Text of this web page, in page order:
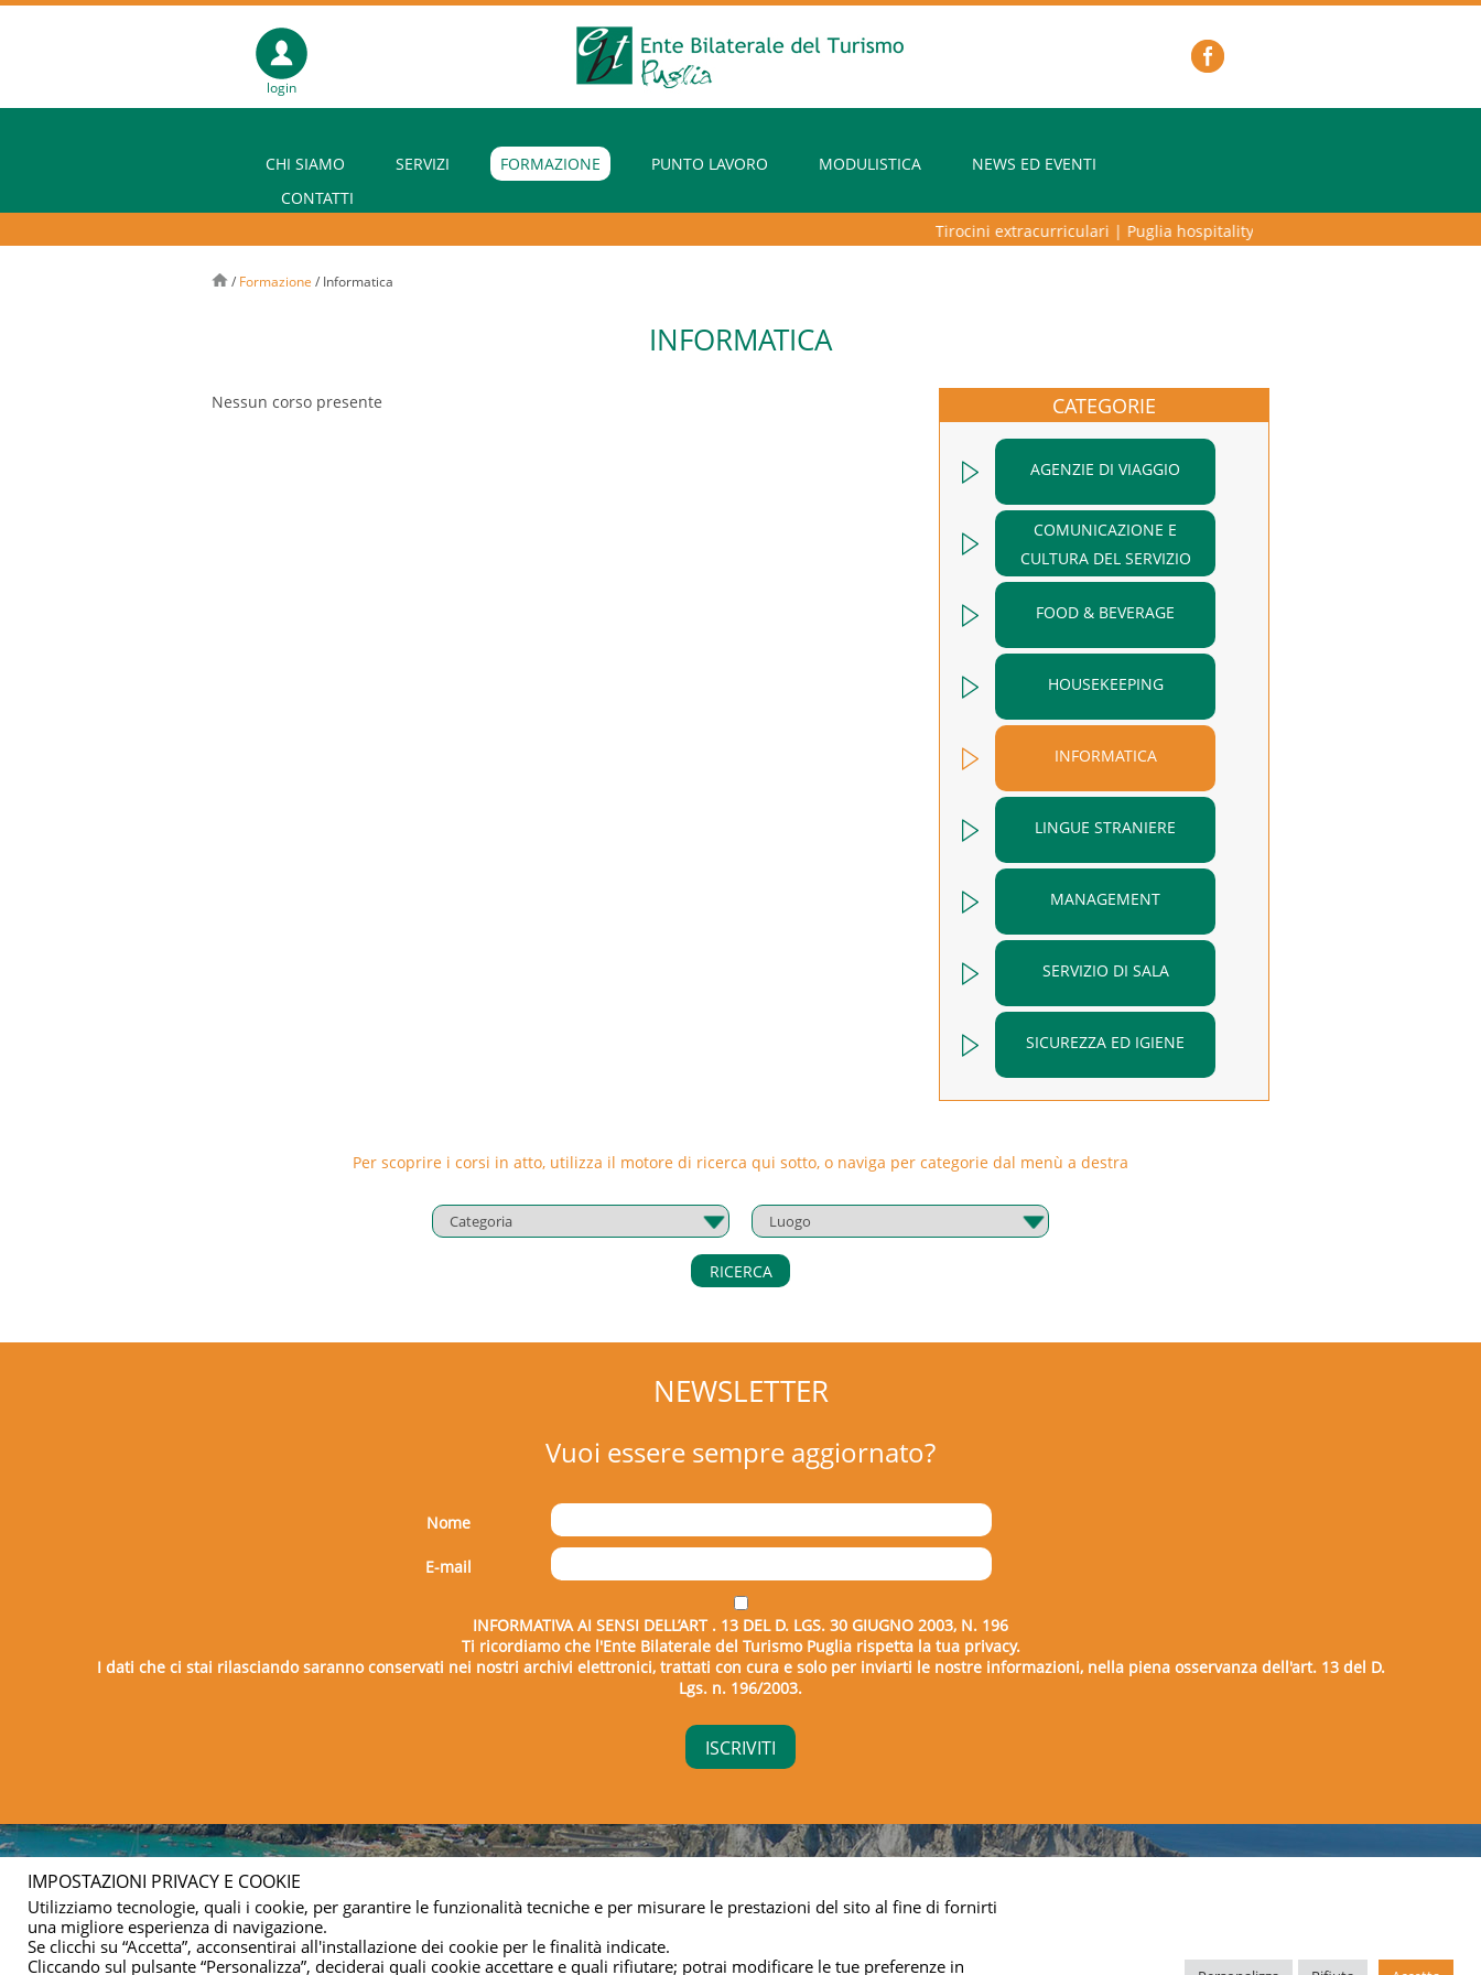
login
CHI SIAMO SERVIZI FORMAZIONE PUNTO LAVORO MODULISTICA
NEWS ED EVENTI
CONTATTI
Tirocini extracurriculari|Puglia hospitality lab – programma di alta
/ Formazione / Informatica
INFORMATICA
Nessun corso presente CATEGORIE
AGENZIE DI VIAGGIO
COMUNICAZIONE E
CULTURA DEL SERVIZIO
FOOD & BEVERAGE
HOUSEKEEPING
INFORMATICA
LINGUE STRANIERE
MANAGEMENT
SERVIZIO DI SALA
SICUREZZA ED IGIENE
Per scoprire i corsi in atto, utilizza il motore di ricerca qui sotto, o naviga per categorie dal menù a destra
RICERCA
NEWSLETTER
Vuoi essere sempre aggiornato?
Nome
E-mail
INFORMATIVA AI SENSI DELL’ART . 13 DEL D. LGS. 30 GIUGNO 2003, N. 196
Ti ricordiamo che l'Ente Bilaterale del Turismo Puglia rispetta la tua privacy.
I dati che ci stai rilasciando saranno conservati nei nostri archivi elettronici, trattati con cura e solo per inviarti le nostre informazioni, nella piena osservanza dell'art. 13 del D.
Lgs. n. 196/2003.
Privacy & cookie
IMPOSTAZIONI PRIVACY E COOKIE
Utilizziamo tecnologie, quali i cookie, per garantire le funzionalità tecniche e per misurare le prestazioni del sito al fine di fornirti
una migliore esperienza di navigazione.
Se clicchi su “Accetta”, acconsentirai all'installazione dei cookie per le finalità indicate.
Cliccando sul pulsante “Personalizza”, deciderai quali cookie accettare e quali rifiutare; potrai modificare le tue preferenze in